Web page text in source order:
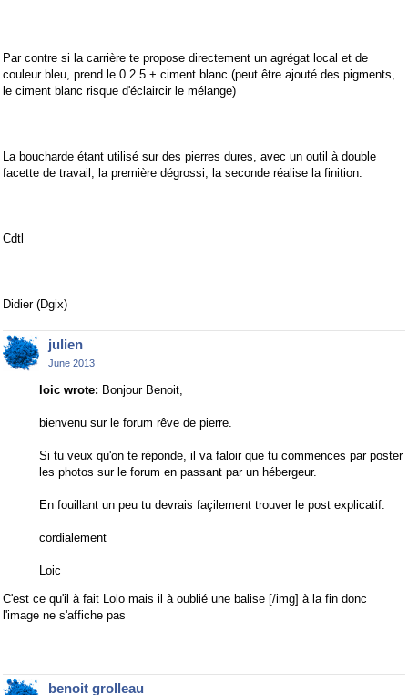
Par contre si la carrière te propose directement un agrégat local et de
couleur bleu, prend le 0.2.5 + ciment blanc (peut être ajouté des pigments,
le ciment blanc risque d'éclaircir le mélange)
La boucharde étant utilisé sur des pierres dures, avec un outil à double
facette de travail, la première dégrossi, la seconde réalise la finition.
Cdtl
Didier (Dgix)
julien
June 2013
loic wrote: Bonjour Benoit,
bienvenu sur le forum rêve de pierre.
Si tu veux qu'on te réponde, il va faloir que tu commences par poster
les photos sur le forum en passant par un hébergeur.
En fouillant un peu tu devrais façilement trouver le post explicatif.
cordialement
Loic
C'est ce qu'il à fait Lolo mais il à oublié une balise [/img] à la fin donc
l'image ne s'affiche pas
benoit grolleau